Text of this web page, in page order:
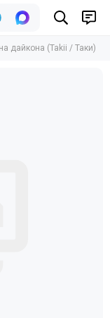
дайкона (Takii / Таки)